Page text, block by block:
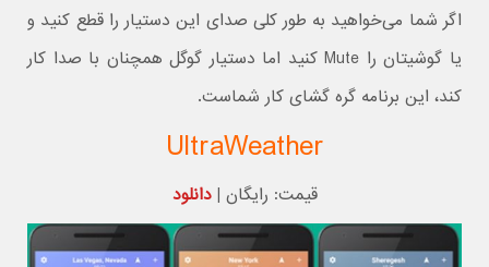
اگر شما می‌خواهید به طور کلی صدای این دستیار را قطع کنید و
یا گوشیتان را Mute کنید اما دستیار گوگل همچنان با صدا کار
کند، این برنامه گره گشای کار شماست.
UltraWeather
قیمت: رایگان |دانلود